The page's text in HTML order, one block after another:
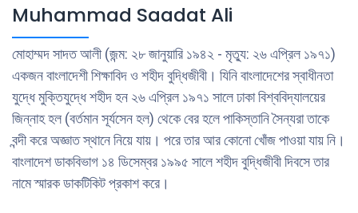
Muhammad Saadat Ali
মোহাম্মদ সাদত আলী (জন্ম: ২৮ জানুয়ারি ১৯৪২ - মৃত্যু: ২৬ এপ্রিল ১৯৭১)
একজন বাংলাদেশী শিক্ষাবিদ ও শহীদ বুদ্ধিজীবী। যিনি বাংলাদেশের স্বাধীনতা
যুদ্ধে মুক্তিযুদ্ধে শহীদ হন ২৬ এপ্রিল ১৯৭১ সালে ঢাকা বিশ্ববিদ্যালয়ের
জিন্নাহ হল (বর্তমান সূর্যসেন হল) থেকে বের হলে পাকিস্তানি সৈন্যরা তাকে
বন্দী করে অজ্ঞাত স্থানে নিয়ে যায়। পরে তার আর কোনো খোঁজ পাওয়া যায় নি।
বাংলাদেশ ডাকবিভাগ ১৪ ডিসেম্বর ১৯৯৫ সালে শহীদ বুদ্ধিজীবী দিবসে তার
নামে স্মারক ডাকটিকিট প্রকাশ করে।